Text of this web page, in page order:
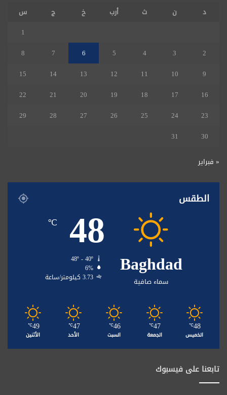
د
ن ث أرب خ ج
س
1
2
3
4
5
6
7
8
9
10
11
12
13
14
15
16
17
18
19
20
21
22
23
24
25
26
27
28
29
30
31
« فبراير
الطقس
Baghdad
سماء صافية
48
℃
48º - 40º
6%
3.73 كيلومتر/ساعة
48
℃
الخميس
47
℃
الجمعة
46
℃
السبت
47
℃
الأحد
49
℃
الأثنين
تابعنا على فيسبوك